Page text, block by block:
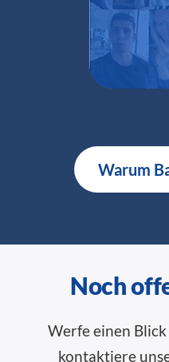
Warum
Noch
Werfe einen
kontaktiere